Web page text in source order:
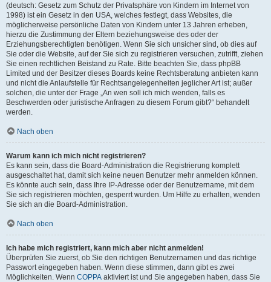
(deutsch: Gesetz zum Schutz der Privatsphäre von Kindern im Internet von
1998) ist ein Gesetz in den USA, welches festlegt, dass Websites, die
möglicherweise persönliche Daten von Kindern unter 13 Jahren erheben,
hierzu die Zustimmung der Eltern beziehungsweise des oder der
Erziehungsberechtigten benötigen. Wenn Sie sich unsicher sind, ob dies auf
Sie oder die Website, auf der Sie sich zu registrieren versuchen, zutrifft, ziehen
Sie einen rechtlichen Beistand zu Rate. Bitte beachten Sie, dass phpBB
Limited und der Besitzer dieses Boards keine Rechtsberatung anbieten kann
und nicht die Anlaufstelle für Rechtsangelegenheiten jeglicher Art ist; außer
solchen, die unter der Frage „An wen soll ich mich wenden, falls es
Beschwerden oder juristische Anfragen zu diesem Forum gibt?“ behandelt
werden.
Nach oben
Warum kann ich mich nicht registrieren?
Es kann sein, dass die Board-Administration die Registrierung komplett
ausgeschaltet hat, damit sich keine neuen Benutzer mehr anmelden können.
Es könnte auch sein, dass Ihre IP-Adresse oder der Benutzername, mit dem
Sie sich registrieren möchten, gesperrt wurden. Um Hilfe zu erhalten, wenden
Sie sich an die Board-Administration.
Nach oben
Ich habe mich registriert, kann mich aber nicht anmelden!
Überprüfen Sie zuerst, ob Sie den richtigen Benutzernamen und das richtige
Passwort eingegeben haben. Wenn diese stimmen, dann gibt es zwei
Möglichkeiten. Wenn COPPA aktiviert ist und Sie angegeben haben, dass Sie